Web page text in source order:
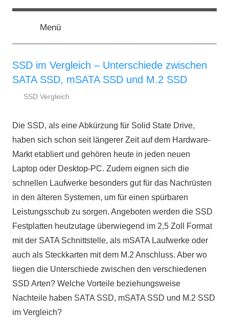
Zumssd-
ratgeber.de
SSD
Kaufberatung:
Empfehlung,
Menü
SSD im Vergleich – Unterschiede zwischen
SATA SSD, mSATA SSD und M.2 SSD
September
ratgeber.de
SSD Vergleich
Die SSD, als eine Abkürzung für Solid State Drive,
haben sich schon seit längerer Zeit auf dem Hardware-
Markt etabliert und gehören heute in jeden neuen
Laptop oder Desktop-PC. Zudem eignen sich die
schnellen Laufwerke besonders gut für das Nachrüsten
in den älteren Systemen, um für einen spürbaren
Leistungsschub zu sorgen. Angeboten werden die SSD
Festplatten heutzutage überwiegend im 2,5 Zoll Format
mit der SATA Schnittstelle, als mSATA Laufwerke oder
auch als Steckkarten mit dem M.2 Anschluss. Aber wo
liegen die Unterschiede zwischen den verschiedenen
SSD Arten? Welche Vorteile beziehungsweise
Nachteile haben SATA SSD, mSATA SSD und M.2 SSD
im Vergleich?